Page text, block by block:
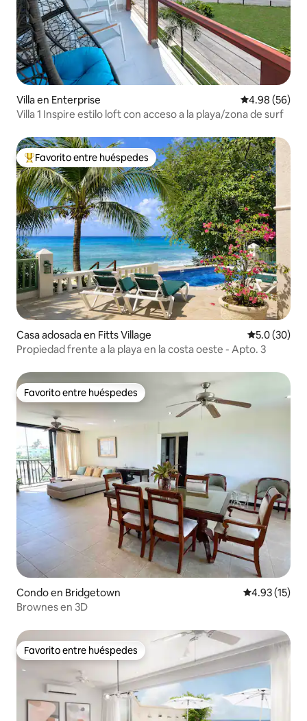
Villa en Enterprise Calificación
4.98 (56)
Villa 1 Inspire estilo loft con acceso a la playa/zona de surf
Favorito entre huéspedes preferido
Favorito entre huéspedes
Casa adosada en Fitts Village Calificación
5.0 (30)
Propiedad frente a la playa en la costa oeste - Apto. 3
Favorito entre huéspedes
Favorito entre huéspedes
Condo en Bridgetown Calificación
4.93 (15)
Brownes en 3D
Favorito entre huéspedes
Favorito entre huéspedes